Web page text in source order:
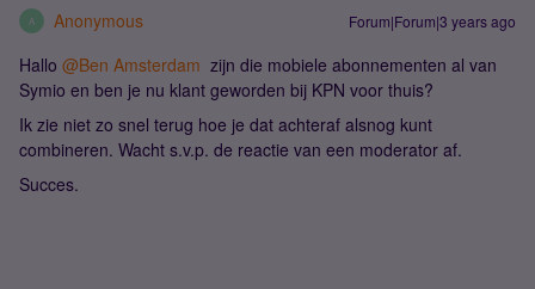
A Anonymous Forum|Forum|3 years ago
Hallo @Ben Amsterdam zijn die mobiele abonnementen al van
Symio en ben je nu klant geworden bij KPN voor thuis?
Ik zie niet zo snel terug hoe je dat achteraf alsnog kunt
combineren. Wacht s.v.p. de reactie van een moderator af.
Succes.